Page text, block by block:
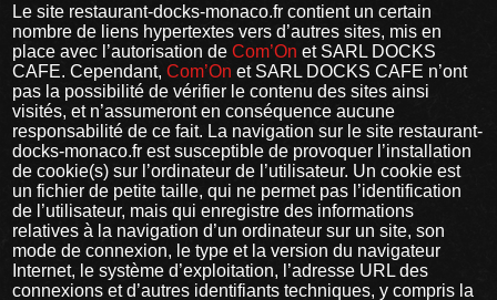
Le site restaurant-docks-monaco.fr contient un certain
nombre de liens hypertextes vers d’autres sites, mis en
place avec l’autorisation deCom’On et SARL DOCKS
CAFE. Cependant,Com’On et SARL DOCKS CAFE n’ont
pas la possibilité de vérifier le contenu des sites ainsi
visités, et n’assumeront en conséquence aucune
responsabilité de ce fait. La navigation sur le site restaurant-
docks-monaco.fr est susceptible de provoquer l’installation
de cookie(s) sur l’ordinateur de l’utilisateur. Un cookie est
un fichier de petite taille, qui ne permet pas l’identification
de l’utilisateur, mais qui enregistre des informations
relatives à la navigation d’un ordinateur sur un site, son
mode de connexion, le type et la version du navigateur
Internet, le système d’exploitation, l’adresse URL des
connexions et d’autres identifiants techniques, y compris la